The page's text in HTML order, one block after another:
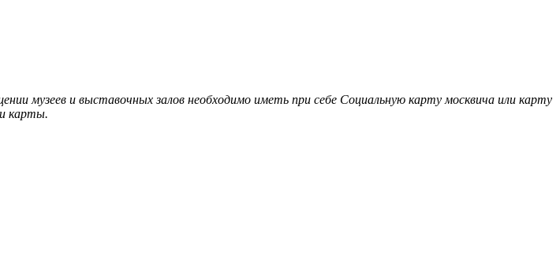
музеев и выставочных залов необходимо иметь при себе Социальную карту москвича или карту
карты.